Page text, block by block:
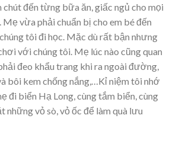
chút đến từng bữa ăn, giấc ngủ cho mọi
vừa phải chuẩn bị cho em bé đến
tôi đi học. Mặc dù rất bận nhưng
với chúng tôi. Mẹ lúc nào cũng quan
đeo khẩu trang khi ra ngoài đường,
bôi kem chống nắng,…Kỉ niệm tôi nhớ
đi biển Hạ Long, cùng tắm biển, cùng
những vỏ sò, vỏ ốc để làm quà lưu